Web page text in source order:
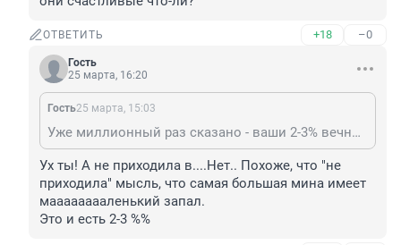
ОТВЕТИТЬ +18 –0
Гость
25 марта, 16:20
Гость25 марта, 15:03
Уже миллионный раз сказано - ваши 2-3% вечно недовольных про западных, по определению не могут влиять НИ НА ЧТО! 👍🙂
Ух ты! А не приходила в....Нет.. Похоже, что "не
приходила" мысль, что самая большая мина имеет
мааааааааленький запал.
Это и есть 2-3 %%